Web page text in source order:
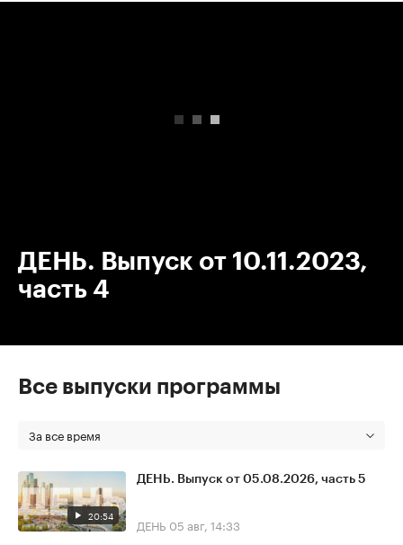
ДЕНЬ. Выпуск от 10.11.2023,
часть 4
Все выпуски программы
За все время
20:54
ДЕНЬ. Выпуск от 05.08.2026, часть 5
ДЕНЬ 05 авг, 14:33